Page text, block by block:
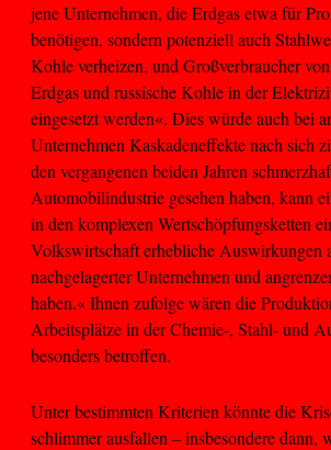
jene Unternehmen, die Erdgas etwa für
benötigen, sondern potenziell auch
Kohle verheizen, und Großverbraucher
Erdgas und russische Kohle in der
eingesetzt werden«. Dies würde auch bei
Unternehmen Kaskadeneffekte nach sich
den vergangenen beiden Jahren
Automobilindustrie gesehen haben, kann
in den komplexen Wertschöpfungsketten
Volkswirtschaft erhebliche Auswirkungen
nachgelagerter Unternehmen und
haben.« Ihnen zufolge wären die
Arbeitsplätze in der Chemie-, Stahl- und
besonders betroffen.
Unter bestimmten Kriterien könnte die
schlimmer ausfallen – insbesondere dann,